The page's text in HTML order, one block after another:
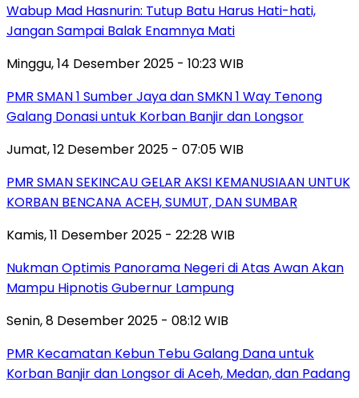
Wabup Mad Hasnurin: Tutup Batu Harus Hati-hati,
Jangan Sampai Balak Enamnya Mati
Minggu, 14 Desember 2025 - 10:23 WIB
PMR SMAN 1 Sumber Jaya dan SMKN 1 Way Tenong
Galang Donasi untuk Korban Banjir dan Longsor
Jumat, 12 Desember 2025 - 07:05 WIB
PMR SMAN SEKINCAU GELAR AKSI KEMANUSIAAN UNTUK
KORBAN BENCANA ACEH, SUMUT, DAN SUMBAR
Kamis, 11 Desember 2025 - 22:28 WIB
Nukman Optimis Panorama Negeri di Atas Awan Akan
Mampu Hipnotis Gubernur Lampung
Senin, 8 Desember 2025 - 08:12 WIB
PMR Kecamatan Kebun Tebu Galang Dana untuk
Korban Banjir dan Longsor di Aceh, Medan, dan Padang